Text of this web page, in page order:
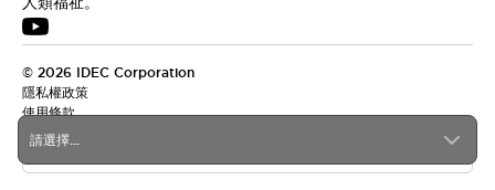
請選擇...
© 2026 IDEC Corporation
隱私權政策
使用條款
台灣